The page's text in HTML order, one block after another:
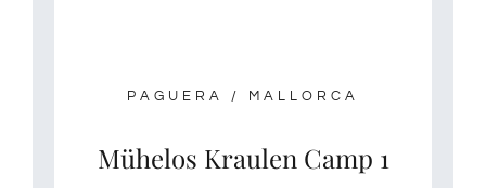
PAGUERA / MALLORCA
Mühelos Kraulen Camp 1